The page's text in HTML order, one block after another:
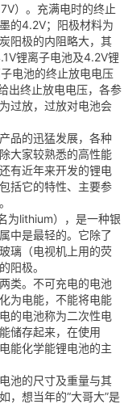
）。充满电时的终止
的4.2V；阳极材料为
阳极的内阻略大，其
锂离子电池及4.2V锂
电池的终止放电电压
出终止放电电压，各参
过放，过放对电池会
品的迅猛发展，各种
大家较熟悉的高性能
有近年来开发的锂电
括它的特性、主要参
为lithium），是一种银
中是最轻的。它除了
璃（电视机上用的荧
阳极。
类。不可充电的电池
为电能，不能将电能
的电池称为二次性电
储存起来，在使用
能化学能锂电池的主
池的尺寸及重量与其
，想当年的“大哥大”是